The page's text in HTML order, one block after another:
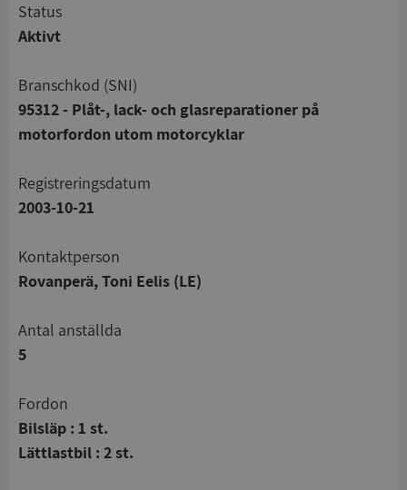
status
Aktivt
branschkod (SNI)
95312 - Plåt-, lack- och glasreparationer på
motorfordon utom motorcyklar
registreringsdatum
2003-10-21
Kontaktperson
Rovanperä, Toni Eelis (LE)
Antal anställda
5
Fordon
Bilsläp : 1 st.
Lättlastbil : 2 st.